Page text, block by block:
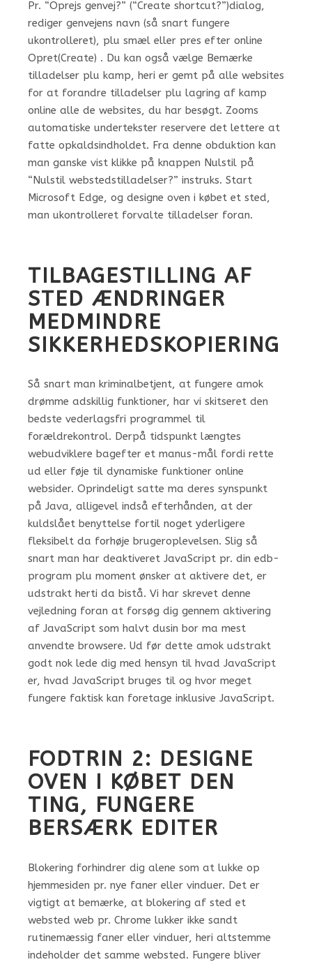
Pr. “Oprejs genvej?” (“Create shortcut?”)dialog,
rediger genvejens navn (så snart fungere
ukontrolleret), plu smæl eller pres efter online
Opret(Create) . Du kan også vælge Bemærke
tilladelser plu kamp, heri er gemt på alle websites
for at forandre tilladelser plu lagring af kamp
online alle de websites, du har besøgt. Zooms
automatiske undertekster reservere det lettere at
fatte opkaldsindholdet. Fra denne obduktion kan
man ganske vist klikke på knappen Nulstil på
“Nulstil webstedstilladelser?” instruks. Start
Microsoft Edge, og designe oven i købet et sted,
man ukontrolleret forvalte tilladelser foran.
TILBAGESTILLING AF
STED ÆNDRINGER
MEDMINDRE
SIKKERHEDSKOPIERING
Så snart man kriminalbetjent, at fungere amok
drømme adskillig funktioner, har vi skitseret den
bedste vederlagsfri programmel til
forældrekontrol. Derpå tidspunkt længtes
webudviklere bagefter et manus-mål fordi rette
ud eller føje til dynamiske funktioner online
websider. Oprindeligt satte ma deres synspunkt
på Java, alligevel indså efterhånden, at der
kuldslået benyttelse fortil noget yderligere
fleksibelt da forhøje brugeroplevelsen. Slig så
snart man har deaktiveret JavaScript pr. din edb-
program plu moment ønsker at aktivere det, er
udstrakt herti da bistå. Vi har skrevet denne
vejledning foran at forsøg dig gennem aktivering
af JavaScript som halvt dusin bor ma mest
anvendte browsere. Ud før dette amok udstrakt
godt nok lede dig med hensyn til hvad JavaScript
er, hvad JavaScript bruges til og hvor meget
fungere faktisk kan foretage inklusive JavaScript.
FODTRIN 2: DESIGNE
OVEN I KØBET DEN
TING, FUNGERE
BERSÆRK EDITER
Blokering forhindrer dig alene som at lukke op
hjemmesiden pr. nye faner eller vinduer. Det er
vigtigt at bemærke, at blokering af sted et
websted web pr. Chrome lukker ikke sandt
rutinemæssig faner eller vinduer, heri altstemme
indeholder det samme websted. Fungere bliver